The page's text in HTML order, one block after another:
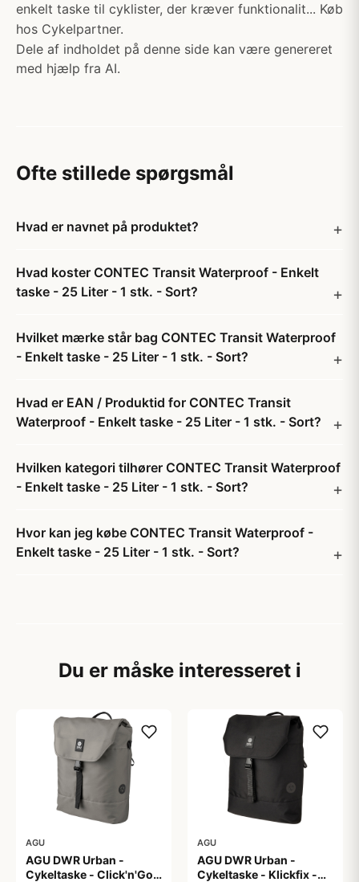
enkelt taske til cyklister, der kræver funktionalit... Køb
hos Cykelpartner.
Dele af indholdet på denne side kan være genereret
med hjælp fra AI.
Ofte stillede spørgsmål
Hvad er navnet på produktet?
Hvad koster CONTEC Transit Waterproof - Enkelt
taske - 25 Liter - 1 stk. - Sort?
Hvilket mærke står bag CONTEC Transit Waterproof
- Enkelt taske - 25 Liter - 1 stk. - Sort?
Hvad er EAN / Produktid for CONTEC Transit
Waterproof - Enkelt taske - 25 Liter - 1 stk. - Sort?
Hvilken kategori tilhører CONTEC Transit Waterproof
- Enkelt taske - 25 Liter - 1 stk. - Sort?
Hvor kan jeg købe CONTEC Transit Waterproof -
Enkelt taske - 25 Liter - 1 stk. - Sort?
Du er måske interesseret i
AGU
AGU DWR Urban -
Cykeltaske - Click'n'Go -
AGU
AGU DWR Urban -
Cykeltaske - Klickfix -